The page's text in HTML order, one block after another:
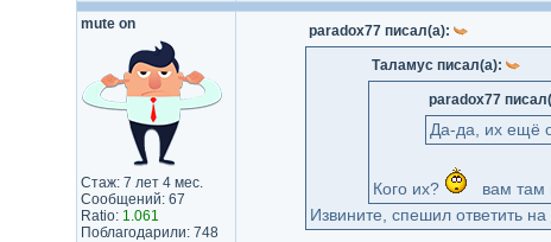
mute on
Стаж: 7 лет 4 мес.
Сообщений: 67
Ratio: 1.061
Поблагодарили: 748
paradox77 писал(а):
Таламус писал(а):
paradox77
Да-да, их ещё
Кого их?
вам там
Извините, спешил ответить